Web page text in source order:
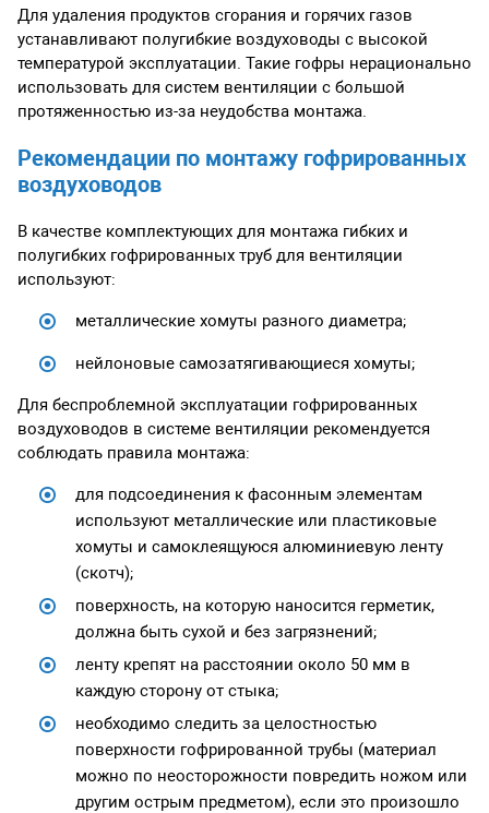
Для удаления продуктов сгорания и горячих газов
устанавливают полугибкие воздуховоды с высокой
температурой эксплуатации. Такие гофры нерационально
использовать для систем вентиляции с большой
протяженностью из-за неудобства монтажа.
Рекомендации по монтажу гофрированных
воздуховодов
В качестве комплектующих для монтажа гибких и
полугибких гофрированных труб для вентиляции
используют:
металлические хомуты разного диаметра;
нейлоновые самозатягивающиеся хомуты;
Для беспроблемной эксплуатации гофрированных
воздуховодов в системе вентиляции рекомендуется
соблюдать правила монтажа:
для подсоединения к фасонным элементам
используют металлические или пластиковые
хомуты и самоклеящуюся алюминиевую ленту
(скотч);
поверхность, на которую наносится герметик,
должна быть сухой и без загрязнений;
ленту крепят на расстоянии около 50 мм в
каждую сторону от стыка;
необходимо следить за целостностью
поверхности гофрированной трубы (материал
можно по неосторожности повредить ножом или
другим острым предметом), если это произошло